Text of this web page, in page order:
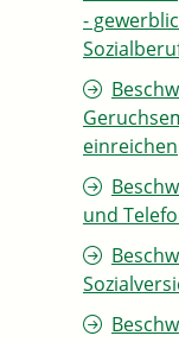
-
einreichen
und